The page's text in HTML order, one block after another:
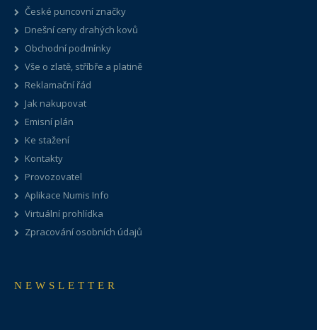
České puncovní značky
Dnešní ceny drahých kovů
Obchodní podmínky
Vše o zlatě, stříbře a platině
Reklamační řád
Jak nakupovat
Emisní plán
Ke stažení
Kontakty
Provozovatel
Aplikace Numis Info
Virtuální prohlídka
Zpracování osobních údajů
NEWSLETTER